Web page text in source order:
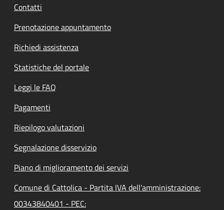
Contatti
Prenotazione appuntamento
Richiedi assistenza
Statistiche del portale
Leggi le FAQ
Pagamenti
Riepilogo valutazioni
Segnalazione disservizio
Piano di miglioramento dei servizi
Comune di Cattolica - Partita IVA dell'amministrazione:
00343840401 - PEC: